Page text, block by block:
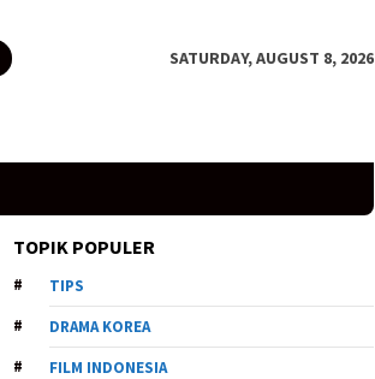
SATURDAY, AUGUST 8, 2026
TOPIK POPULER
TIPS
DRAMA KOREA
FILM INDONESIA